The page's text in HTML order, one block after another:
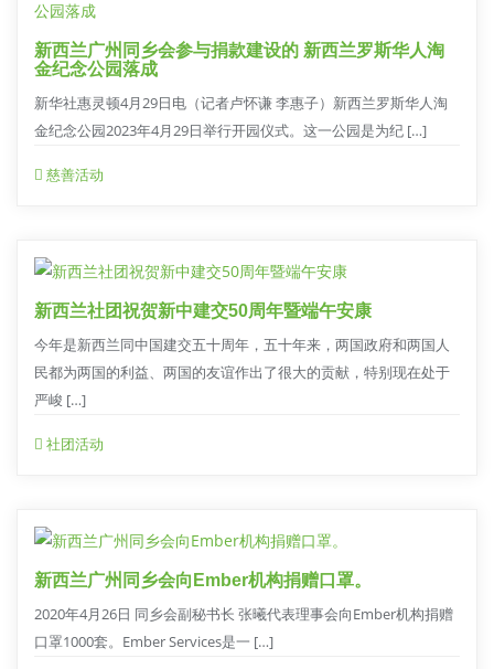
新西兰广州同乡会参与捐款建设的 新西兰罗斯华人淘
金纪念公园落成
新华社惠灵顿4月29日电（记者卢怀谦 李惠子）新西兰罗斯华人淘
金纪念公园2023年4月29日举行开园仪式。这一公园是为纪 […]
慈善活动
新西兰社团祝贺新中建交50周年暨端午安康
今年是新西兰同中国建交五十周年，五十年来，两国政府和两国人
民都为两国的利益、两国的友谊作出了很大的贡献，特别现在处于
严峻 […]
社团活动
新西兰广州同乡会向Ember机构捐赠口罩。
2020年4月26日 同乡会副秘书长 张曦代表理事会向Ember机构捐赠
口罩1000套。Ember Services是一 […]